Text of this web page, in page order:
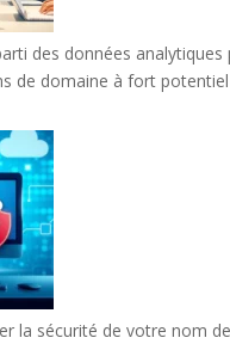
des données analytiques
de domaine à fort
la sécurité de votre nom de